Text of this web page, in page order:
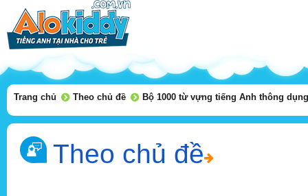
Trang chủ Theo chủ đề Bộ 1000 từ vựng tiếng Anh thông
Theo chủ đề